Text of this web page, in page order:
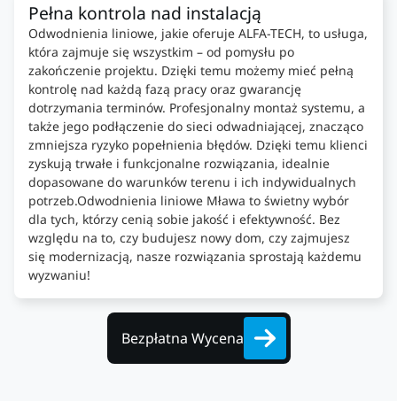
Pełna kontrola nad instalacją
Odwodnienia liniowe, jakie oferuje ALFA-TECH, to usługa,
która zajmuje się wszystkim – od pomysłu po
zakończenie projektu. Dzięki temu możemy mieć pełną
kontrolę nad każdą fazą pracy oraz gwarancję
dotrzymania terminów. Profesjonalny montaż systemu, a
także jego podłączenie do sieci odwadniającej, znacząco
zmniejsza ryzyko popełnienia błędów. Dzięki temu klienci
zyskują trwałe i funkcjonalne rozwiązania, idealnie
dopasowane do warunków terenu i ich indywidualnych
potrzeb.Odwodnienia liniowe Mława to świetny wybór
dla tych, którzy cenią sobie jakość i efektywność. Bez
względu na to, czy budujesz nowy dom, czy zajmujesz
się modernizacją, nasze rozwiązania sprostają każdemu
wyzwaniu!
Bezpłatna Wycena